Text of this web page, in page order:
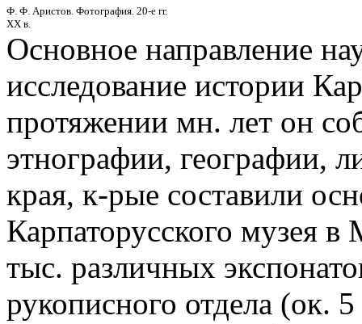
Ф. Ф. Аристов. Фотография. 20-е гг.
XX в.
Основное направление
исследование истории
протяжении мн. лет он
этнографии, географии,
края, к-рые составили
Карпаторусского музея
тыс. различных
рукописного отдела (ок.